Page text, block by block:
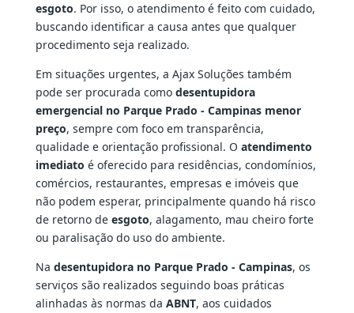
esgoto. Por isso, o atendimento é feito com cuidado,
buscando identificar a causa antes que qualquer
procedimento seja realizado.
Em situações urgentes, a Ajax Soluções também
pode ser procurada como desentupidora
emergencial no Parque Prado - Campinas menor
preço, sempre com foco em transparência,
qualidade e orientação profissional. O atendimento
imediato é oferecido para residências, condomínios,
comércios, restaurantes, empresas e imóveis que
não podem esperar, principalmente quando há risco
de retorno de esgoto, alagamento, mau cheiro forte
ou paralisação do uso do ambiente.
Na desentupidora no Parque Prado - Campinas, os
serviços são realizados seguindo boas práticas
alinhadas às normas da ABNT, aos cuidados